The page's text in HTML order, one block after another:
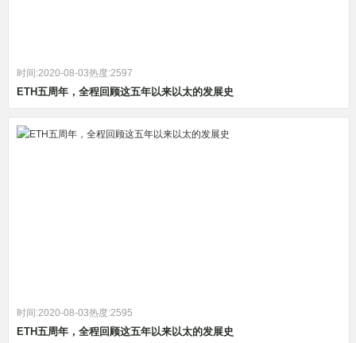
时间:2020-08-03热度:2597
ETH五周年，全程回顾这五年以来以太的发展史
时间:2020-08-03热度:2595
ETH五周年，全程回顾这五年以来以太的发展史